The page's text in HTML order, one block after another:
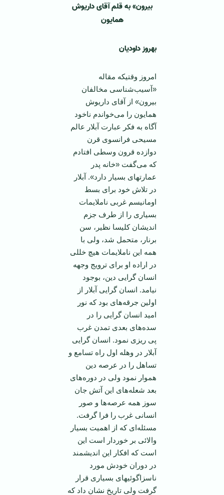
بیرون» به قلم آقای داریوش
همایون
بهروز داودیان
امروز وقتیکه مقاله
«آسیب‌شناسی مخالفان
بیرون» از آقای داریوش
همایون را می‌خواندم ناخود
آگاه به فکر عبارت آبلار عالم
مسیحی فرانسوی قرن
دوازده قرون وسطی افتادم
که می‌گفت «خانه پدر
عمارتهای بسیار دارد». آبلار
در تلاش خود برای بسط
اومانیسم غربی ناملایمات
بسیاری را از طرف جزم
اندیشان کلیسا نظیر، سن
برنار، متحمل شد، ولی با
همه این ناملایمات هیچ خللی
در اراده او برای ترویج وجهه
انسان گرایی دین، بوجود
نیامد. انسان گرایی آبلار از
اولین جرقه‌های بود که نور
امید انسان گرایی را در
سده‌های بعدی تمدن غرب
پی ریزی نمود. انسان گرایی
آبلار در وهله اول راه تسامع و
تساهل را در عرصه دین
هموار نمود ولی در دوره‌های
بعد شعله‌های این آتش جان
سوز همه عرصه‌ها و صور
انسانی غرب را فرا گرفت.
مسئله‌ای که از اهمیت بسیار
والائی بر خوردار است این
است که افکار این اندیشمند
در دوران خودش مورد
ناسزاگوئیهای بسیاری قرار
گرفت ولی تاریخ نشان داد که